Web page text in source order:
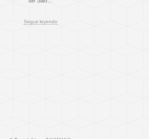
Seguir leyendo